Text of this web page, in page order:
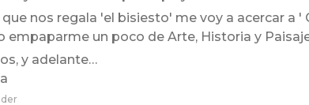
que nos regala 'el bisiesto' me voy a acercar a
empaparme un poco de Arte, Historia y
y adelante…